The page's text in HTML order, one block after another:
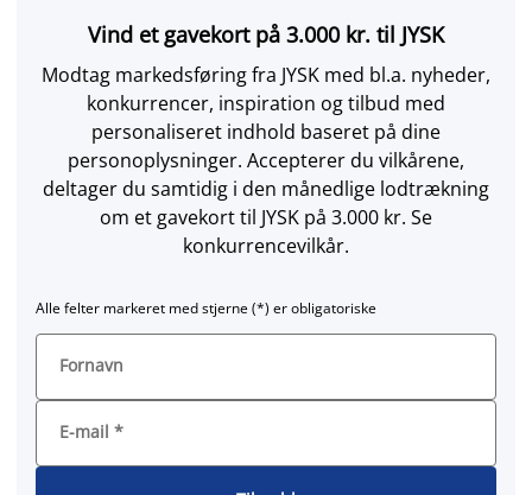
Vind et gavekort på 3.000 kr. til JYSK
Modtag markedsføring fra JYSK med bl.a. nyheder,
konkurrencer, inspiration og tilbud med
personaliseret indhold baseret på dine
personoplysninger. Accepterer du vilkårene,
deltager du samtidig i den månedlige lodtrækning
om et gavekort til JYSK på 3.000 kr. Se
konkurrencevilkår.
Alle felter markeret med stjerne (*) er obligatoriske
Fornavn
E-mail *